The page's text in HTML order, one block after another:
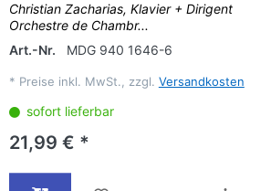
Christian Zacharias, Klavier + Dirigent
Orchestre de Chambr...
Art.-Nr.
MDG 940 1646-6
* Preise inkl. MwSt., zzgl. Versandkosten
sofort lieferbar
21,99 € *